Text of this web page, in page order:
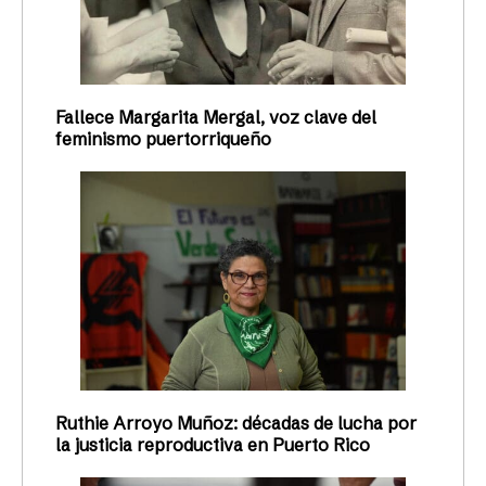
Fallece Margarita Mergal, voz clave del
feminismo puertorriqueño
Ruthie Arroyo Muñoz: décadas de lucha por
la justicia reproductiva en Puerto Rico